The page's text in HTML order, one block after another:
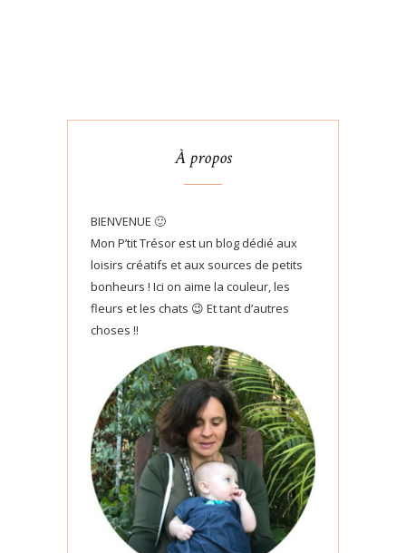
À propos
BIENVENUE 🙂
Mon P’tit Trésor est un blog dédié aux
loisirs créatifs et aux sources de petits
bonheurs ! Ici on aime la couleur, les
fleurs et les chats 😉 Et tant d’autres
choses !!